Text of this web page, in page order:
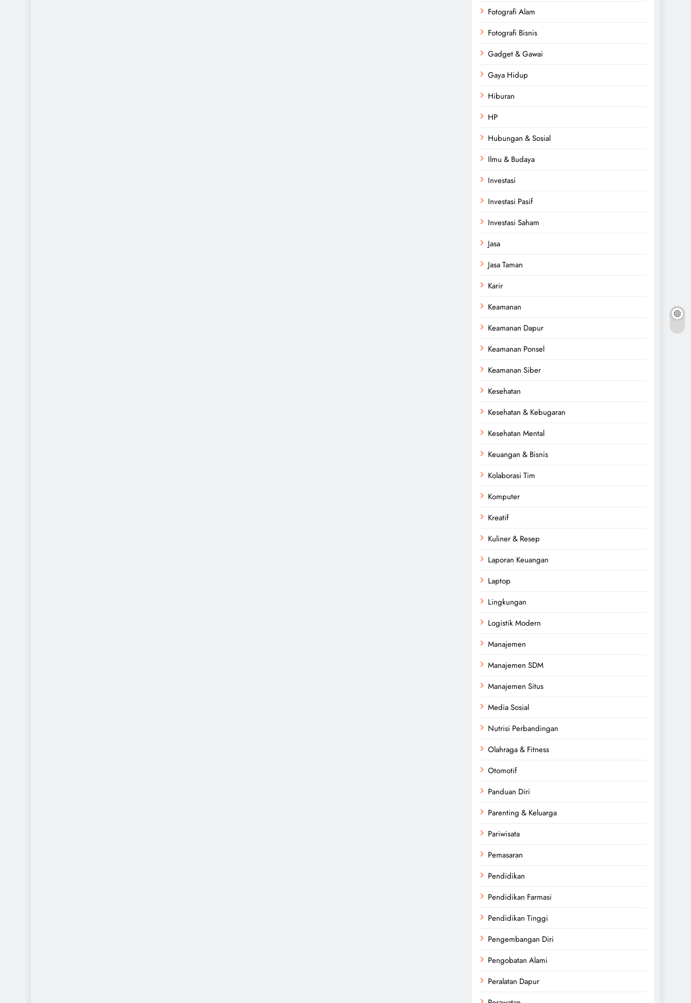
Fotografi Alam
Fotografi Bisnis
Gadget & Gawai
Gaya Hidup
Hiburan
HP
Hubungan & Sosial
Ilmu & Budaya
Investasi
Investasi Pasif
Investasi Saham
Jasa
Jasa Taman
Karir
Keamanan
Keamanan Dapur
Keamanan Ponsel
Keamanan Siber
Kesehatan
Kesehatan & Kebugaran
Kesehatan Mental
Keuangan & Bisnis
Kolaborasi Tim
Komputer
Kreatif
Kuliner & Resep
Laporan Keuangan
Laptop
Lingkungan
Logistik Modern
Manajemen
Manajemen SDM
Manajemen Situs
Media Sosial
Nutrisi Perbandingan
Olahraga & Fitness
Otomotif
Panduan Diri
Parenting & Keluarga
Pariwisata
Pemasaran
Pendidikan
Pendidikan Farmasi
Pendidikan Tinggi
Pengembangan Diri
Pengobatan Alami
Peralatan Dapur